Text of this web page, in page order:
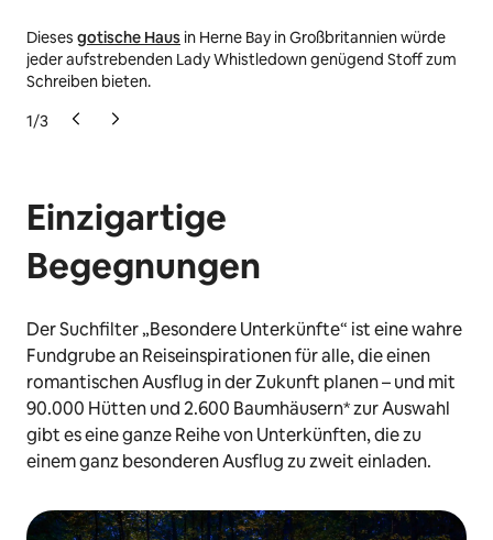
Dieses gotische Haus in Herne Bay in Großbritannien würde
jeder aufstrebenden Lady Whistledown genügend Stoff zum
Schreiben bieten.
1/3
Einzigartige
Begegnungen
Der Suchfilter „Besondere Unterkünfte“ ist eine wahre
Fundgrube an Reiseinspirationen für alle, die einen
romantischen Ausflug in der Zukunft planen – und mit
90.000 Hütten und 2.600 Baumhäusern* zur Auswahl
gibt es eine ganze Reihe von Unterkünften, die zu
einem ganz besonderen Ausflug zu zweit einladen.